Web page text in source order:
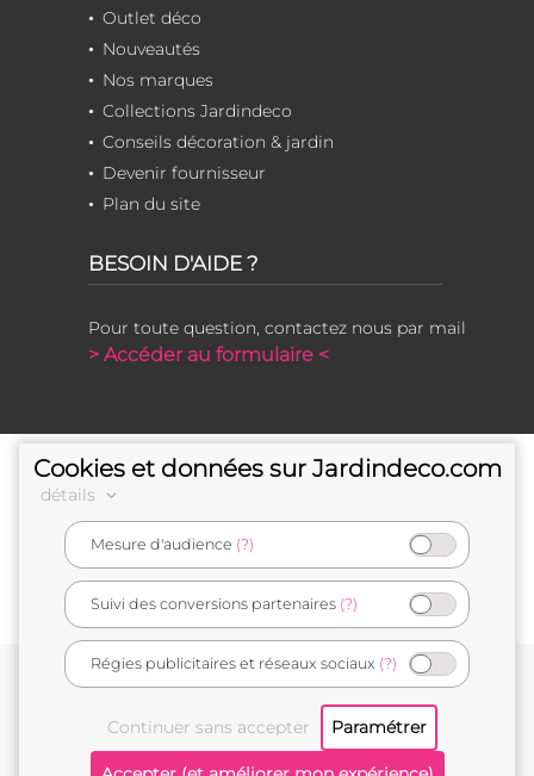
Outlet déco
Nouveautés
Nos marques
Collections Jardindeco
Conseils décoration & jardin
Devenir fournisseur
Plan du site
BESOIN D'AIDE ?
Pour toute question, contactez nous par mail
> Accéder au formulaire <
e-commerçant français
Cookies et données sur Jardindeco.com
détails
Mesure d'audience (?)
Suivi des conversions partenaires (?)
Régies publicitaires et réseaux sociaux (?)